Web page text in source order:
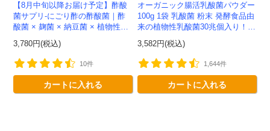
【8月中旬以降お届け予定】酢酸
菌サプリ-にごり酢の酢酸菌｜酢
酸菌 × 麹菌 × 納豆菌 × 植物性乳
酸菌20兆個を一粒に凝縮-かわし
ま屋-【送料無料】*メ...
3,780円(税込)
10件
カートに入れる
オーガニック腸活乳酸菌パウダー
100g 1袋 乳酸菌 粉末 発酵食品由
来の植物性乳酸菌30兆個入り！有
機JAS認定 -かわしま屋- 【送料無
料】 *メ...
3,582円(税込)
1,644件
カートに入れる
会員登録ありがとうございます！
＼ ご登録の感謝を込めて ／